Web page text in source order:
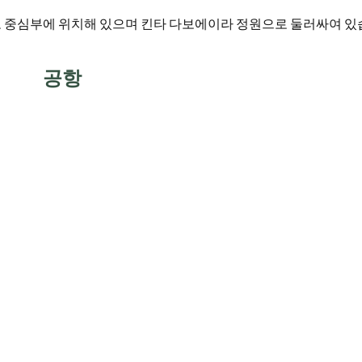
중심부에 위치해 있으며 킨타 다보에이라 정원으로 둘러싸여 있
공항